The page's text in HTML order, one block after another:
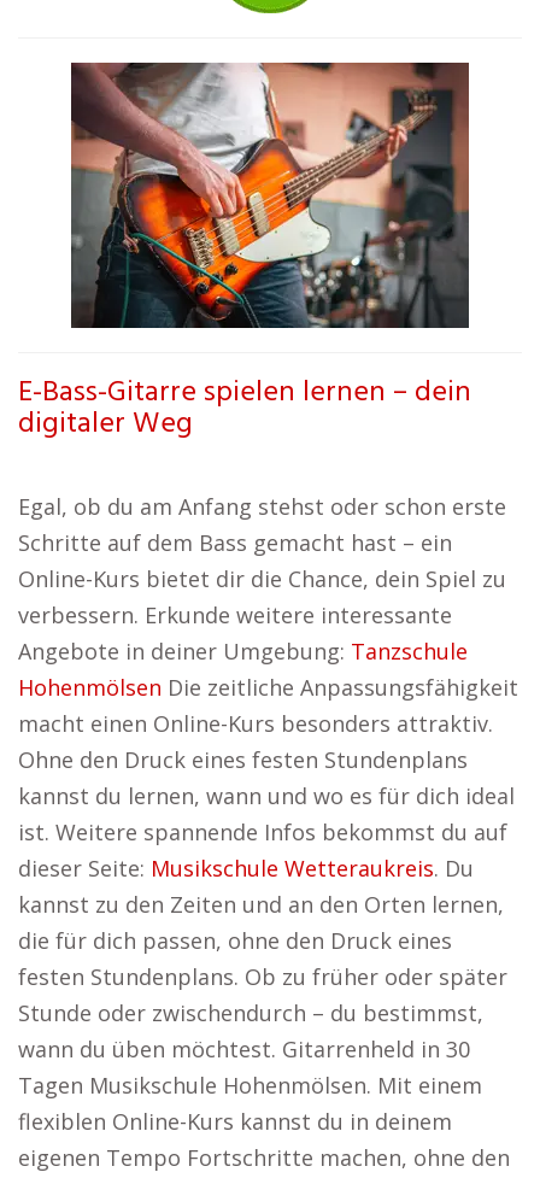
E-Bass-Gitarre spielen lernen – dein
digitaler Weg
Egal, ob du am Anfang stehst oder schon erste
Schritte auf dem Bass gemacht hast – ein
Online-Kurs bietet dir die Chance, dein Spiel zu
verbessern. Erkunde weitere interessante
Angebote in deiner Umgebung: Tanzschule
Hohenmölsen Die zeitliche Anpassungsfähigkeit
macht einen Online-Kurs besonders attraktiv.
Ohne den Druck eines festen Stundenplans
kannst du lernen, wann und wo es für dich ideal
ist. Weitere spannende Infos bekommst du auf
dieser Seite: Musikschule Wetteraukreis. Du
kannst zu den Zeiten und an den Orten lernen,
die für dich passen, ohne den Druck eines
festen Stundenplans. Ob zu früher oder später
Stunde oder zwischendurch – du bestimmst,
wann du üben möchtest. Gitarrenheld in 30
Tagen Musikschule Hohenmölsen. Mit einem
flexiblen Online-Kurs kannst du in deinem
eigenen Tempo Fortschritte machen, ohne den